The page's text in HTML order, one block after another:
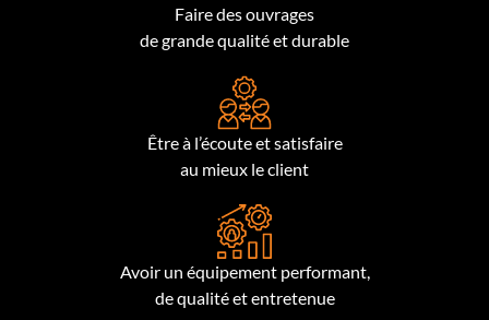
Faire des ouvrages
de grande qualité et durable
Être à l’écoute et satisfaire
au mieux le client
Avoir un équipement performant,
de qualité et entretenue